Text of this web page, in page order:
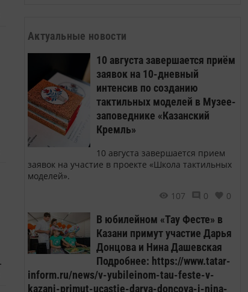
Актуальные новости
10 августа завершается приём
заявок на 10-дневный
интенсив по созданию
тактильных моделей в Музее-
заповеднике «Казанский
Кремль»
10 августа завершается прием
заявок на участие в проекте «Школа тактильных
моделей».
107
0 0
В юбилейном «Тау Фесте» в
Казани примут участие Дарья
Донцова и Нина Дашевская
Подробнее: https://www.tatar-
inform.ru/news/v-yubileinom-tau-feste-v-
kazani-primut-ucastie-darya-doncova-i-nina-